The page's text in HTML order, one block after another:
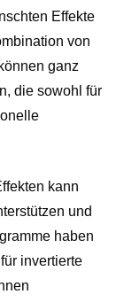
Effekte
von
ganz
die sowohl für
kann
und
haben
invertierte